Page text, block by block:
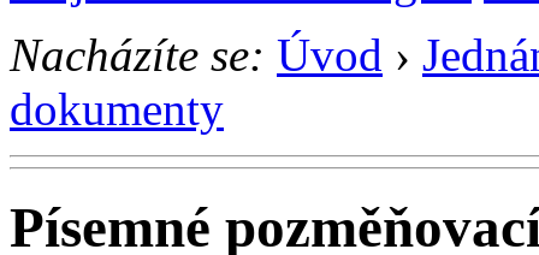
Nacházíte se: Úvod ›
dokumenty
Písemné